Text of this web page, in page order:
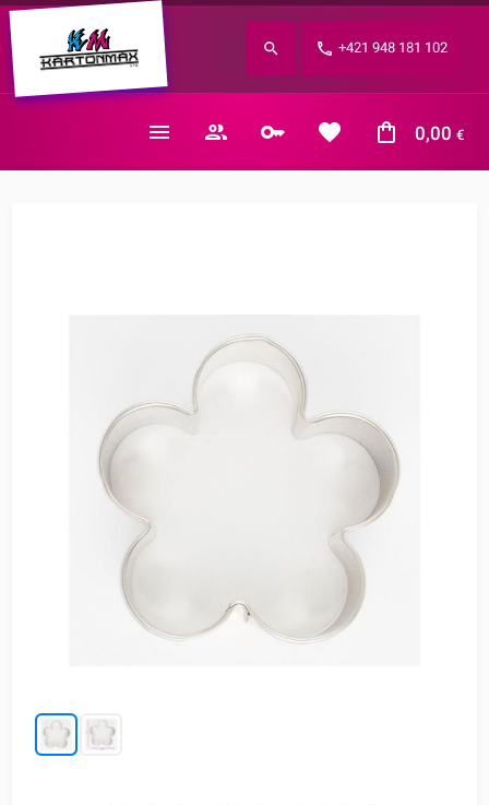
+421 948 181 102
0,00 €
Zabudnuté heslo?
E-mail